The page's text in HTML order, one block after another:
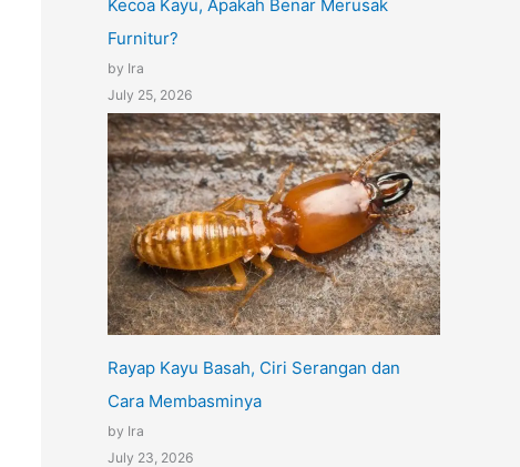
Kecoa Kayu, Apakah Benar Merusak
Furnitur?
by Ira
July 25, 2026
Rayap Kayu Basah, Ciri Serangan dan
Cara Membasminya
by Ira
July 23, 2026